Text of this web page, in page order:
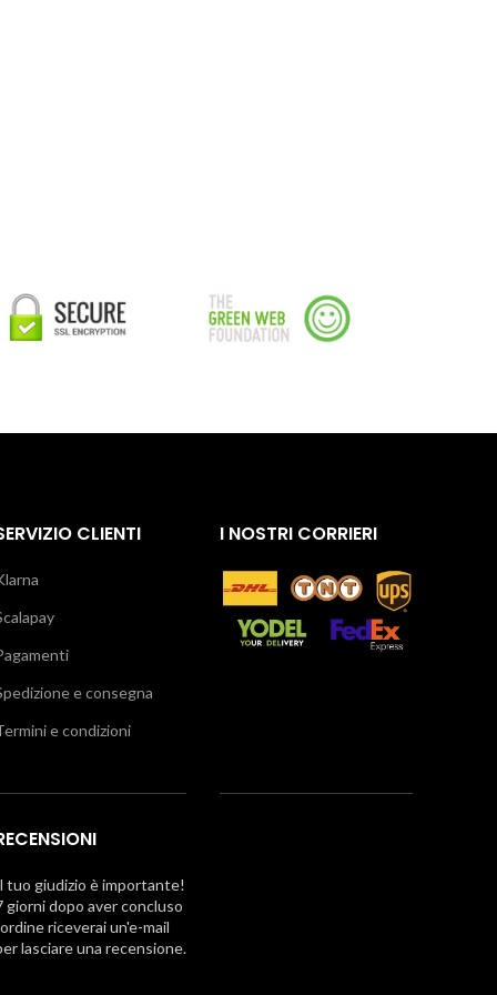
CLIENTI
e consegna
e condizioni
tuo giudizio è importante!
giorni dopo aver concluso
riceverai un'e-mail
lasciare una recensione.
I NOSTRI CORRIERI